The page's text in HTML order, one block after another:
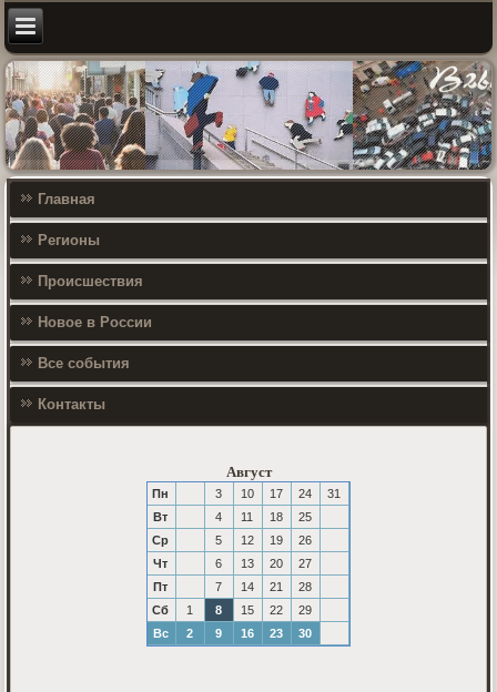
Главная
Регионы
Происшествия
Новое в России
Все события
Контакты
Август
Пн 3 10 17 24
31
Вт
4 11 18
25
Ср
5 12 19
26
Чт
6 13 20
27
Пт
7 14 21
28
Сб
1 8 15 22
29
Вс
2 9 16 23 30